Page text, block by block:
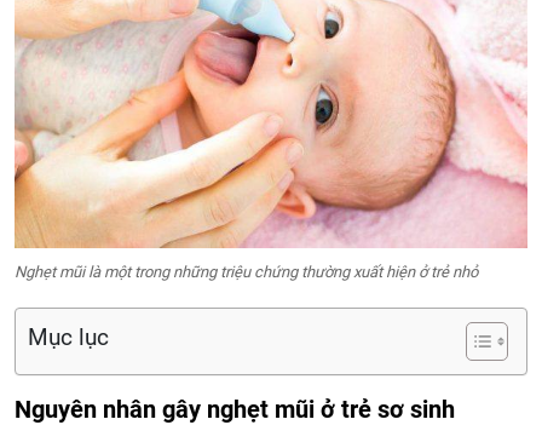
Nghẹt mũi là một trong những triệu chứng thường xuất hiện ở trẻ nhỏ
Mục lục
Nguyên nhân gây nghẹt mũi ở trẻ sơ sinh